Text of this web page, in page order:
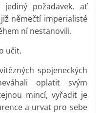
požadavek, ať
němečtí imperialisté
ní nestanovili.
učit.
spojeneckých
oplatit svým
mincí, vyřadit je
a urvat pro sebe